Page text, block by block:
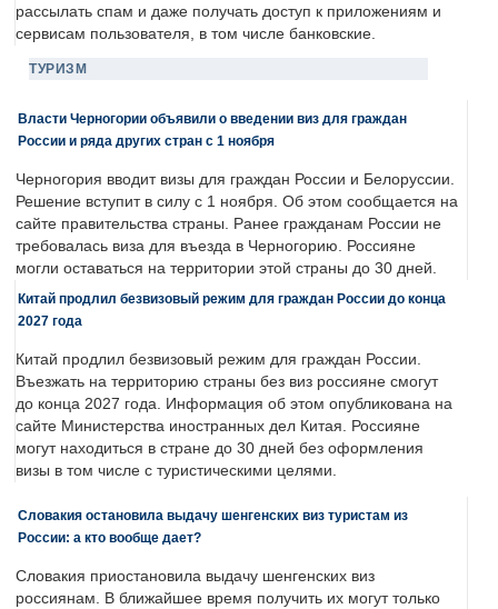
рассылать спам и даже получать доступ к приложениям и
сервисам пользователя, в том числе банковские.
ТУРИЗМ
Власти Черногории объявили о введении виз для граждан
России и ряда других стран с 1 ноября
Черногория вводит визы для граждан России и Белоруссии.
Решение вступит в силу с 1 ноября. Об этом сообщается на
сайте правительства страны. Ранее гражданам России не
требовалась виза для въезда в Черногорию. Россияне
могли оставаться на территории этой страны до 30 дней.
Китай продлил безвизовый режим для граждан России до конца
2027 года
Китай продлил безвизовый режим для граждан России.
Въезжать на территорию страны без виз россияне смогут
до конца 2027 года. Информация об этом опубликована на
сайте Министерства иностранных дел Китая. Россияне
могут находиться в стране до 30 дней без оформления
визы в том числе с туристическими целями.
Словакия остановила выдачу шенгенских виз туристам из
России: а кто вообще дает?
Словакия приостановила выдачу шенгенских виз
россиянам. В ближайшее время получить их могут только